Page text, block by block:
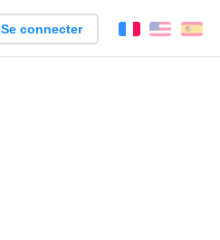
Se connecter FrançaisEnglish